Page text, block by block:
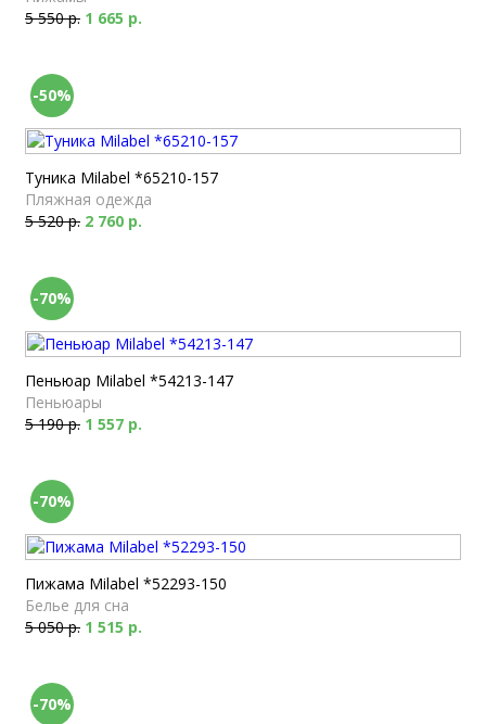
5 550 р. 1 665 р.
-50%
Туника Milabel *65210-157
Пляжная одежда
5 520 р. 2 760 р.
-70%
Пеньюар Milabel *54213-147
Пеньюары
5 190 р. 1 557 р.
-70%
Пижама Milabel *52293-150
Белье для сна
5 050 р. 1 515 р.
-70%